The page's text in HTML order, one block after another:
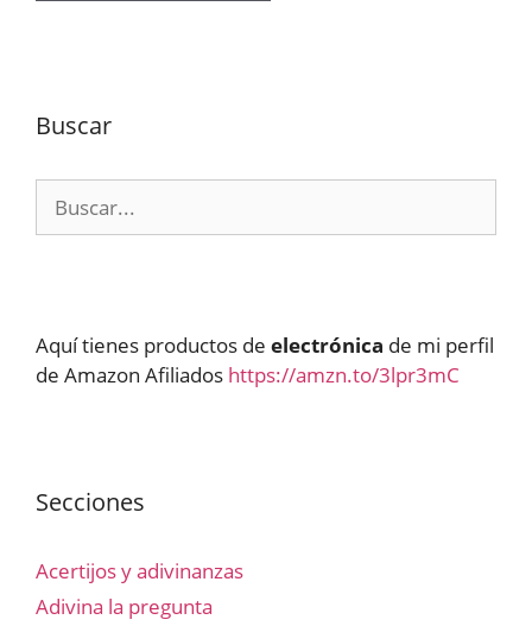
Buscar
Aquí tienes productos de electrónica de mi perfil
de Amazon Afiliados https://amzn.to/3lpr3mC
Secciones
Acertijos y adivinanzas
Adivina la pregunta